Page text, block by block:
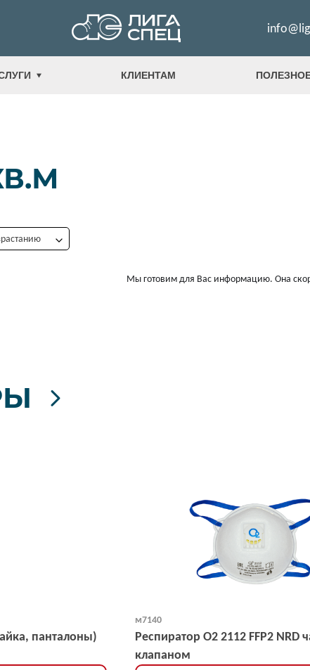
КЛИЕНТАМ
Мы готовим для Вас информацию. Она
панталоны)
м7140
Респиратор О2 2112 FFP2 NRD
клапаном